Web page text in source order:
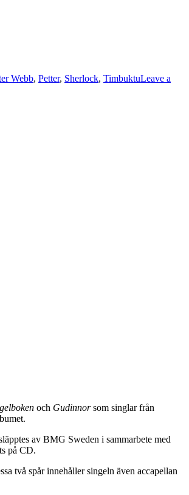
Webb, Petter, Sherlock, TimbuktuLeave a
och Gudinnorsom singlar från
av BMG Sweden i sammarbete med
på CD.
två spår innehåller singeln även accapellan